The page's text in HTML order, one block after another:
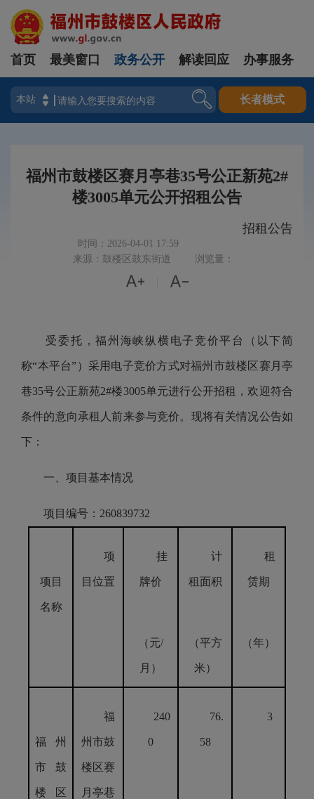
登录
首页 最美窗口 政务公开 解读回应 办事服务
长者模式
福州市鼓楼区赛月亭巷35号公正新苑2#
楼3005单元公开招租公告
招租公告
时间：2026-04-01 17:59
来源：鼓楼区鼓东街道
浏览量：
 
受委托，福州海峡纵横电子竞价平台（以下简
称“本平台”）采用电子竞价方式对福州市鼓楼区赛月亭
巷35号公正新苑2#楼3005单元进行公开招租，欢迎符合
条件的意向承租人前来参与竞价。现将有关情况公告如
下：
一、项目基本情况
项目编号：260839732
项目
名称
项
目位置
挂
牌价
（元/
月）
计
租面积
（平方
米）
租
赁期
（年）
福州
市鼓
楼区
福
州市鼓
楼区赛
月亭巷
240
0
76.
58
3